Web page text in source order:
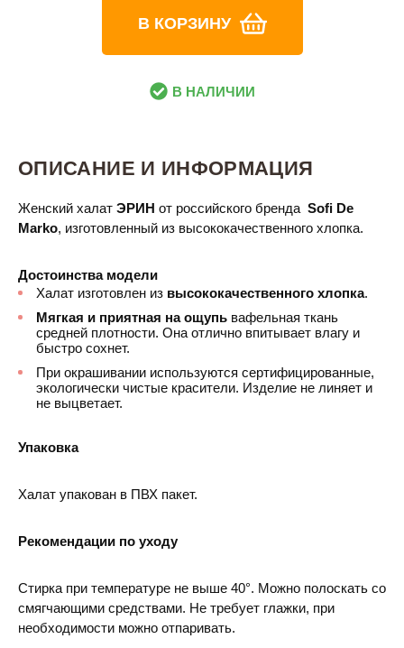
В КОРЗИНУ
В НАЛИЧИИ
ОПИСАНИЕ И ИНФОРМАЦИЯ
Женский халат ЭРИН от российского бренда Sofi De
Marko, изготовленный из высококачественного хлопка.
Достоинства модели
Халат изготовлен из высококачественного хлопка.
Мягкая и приятная на ощупь вафельная ткань
средней плотности. Она отлично впитывает влагу и
быстро сохнет.
При окрашивании используются сертифицированные,
экологически чистые красители. Изделие не линяет и
не выцветает.
Упаковка
Халат упакован в ПВХ пакет.
Рекомендации по уходу
Стирка при температуре не выше 40°. Можно полоскать со
смягчающими средствами. Не требует глажки, при
необходимости можно отпаривать.